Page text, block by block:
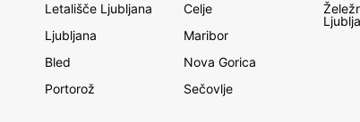
Letališče Ljubljana
Ljubljana
Bled
Portorož
Celje
Maribor
Nova Gorica
Sečovlje